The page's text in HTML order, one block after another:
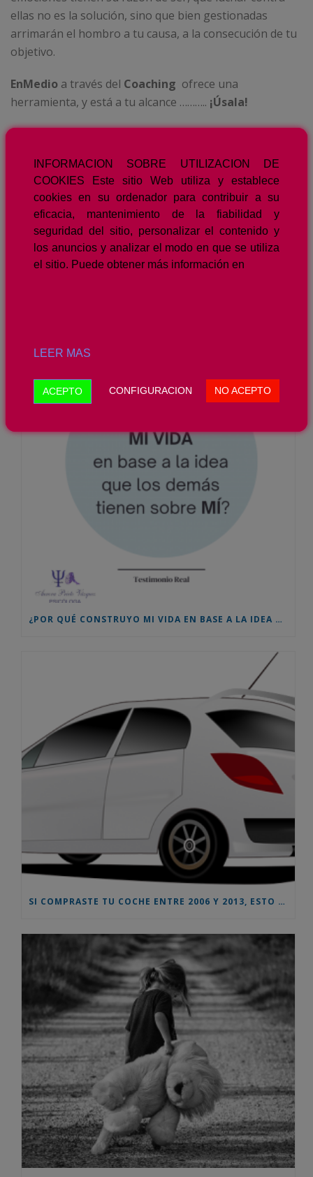
ellas no es la solución, sino que bien gestionadas
arrimarán el hombro a tu causa, a la consecución de tu
objetivo.
EnMedio a través del Coaching ofrece una
herramienta, y está a tu alcance ……….. ¡Úsala!
Si te decides podrás realizar las sesiones de manera
Telefónicamenteo incluso si quieres preguntar algo,
a través delContacto de nuestra Web
www.enmediomediacionycoaching.es
RAFAEL J. PRIETO FERNANDEZ
EVA Mª VAZQUEZ JUBERT
¿POR QUÉ CONSTRUYO MI VIDA EN BASE A LA IDEA QUE LOS DEMÁS TIENEN SOBRE MÍ? TESTIMONIO REAL
SI COMPRASTE TU COCHE ENTRE 2006 Y 2013, ESTO TE INTERESA – AHORA PUEDES RECLAMAR UNA INDEMNIZACION EN TORNO AL 10% DEL PRECIO DE COMPRA DEL VEHICULO
INFORMACION SOBRE UTILIZACION DE
COOKIES Este sitio Web utiliza y establece
cookies en su ordenador para contribuir a su
eficacia, mantenimiento de la fiabilidad y
seguridad del sitio, personalizar el contenido y
los anuncios y analizar el modo en que se utiliza
el sitio. Puede obtener más información en
LEER MAS
ACEPTO NO ACEPTO
CONFIGURACION